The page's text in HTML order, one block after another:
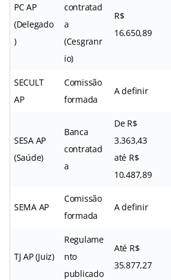
PC AP
(Delegado
)
contratad
a
(Cesgranr
io)
R$
16.650,89
SECULT
AP
Comissão
formada
A definir
SESA AP
(Saúde)
Banca
contratad
a
De R$
3.363,43
até R$
10.487,89
SEMA AP
Comissão
formada
A definir
TJ AP (Juiz)
Regulame
nto
publicado
Até R$
35.877,27